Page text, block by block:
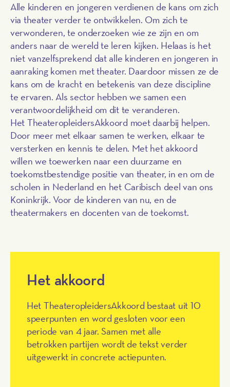
Alle kinderen en jongeren verdienen de kans om zich
via theater verder te ontwikkelen. Om zich te
verwonderen, te onderzoeken wie ze zijn en om
anders naar de wereld te leren kijken. Helaas is het
niet vanzelfsprekend dat alle kinderen en jongeren in
aanraking komen met theater. Daardoor missen ze de
kans om de kracht en betekenis van deze discipline
te ervaren. Als sector hebben we samen een
verantwoordelijkheid om dit te veranderen.
Het TheateropleidersAkkoord moet daarbij helpen.
Door meer met elkaar samen te werken, elkaar te
versterken en kennis te delen. Met het akkoord
willen we toewerken naar een duurzame en
toekomstbestendige positie van theater, in en om de
scholen in Nederland en het Caribisch deel van ons
Koninkrijk. Voor de kinderen van nu, en de
theatermakers en docenten van de toekomst.
Het akkoord
Het TheateropleidersAkkoord bestaat uit 10
speerpunten en word gesloten voor een
periode van 4 jaar. Samen met alle
betrokken partijen wordt de tekst verder
uitgewerkt in concrete actiepunten.